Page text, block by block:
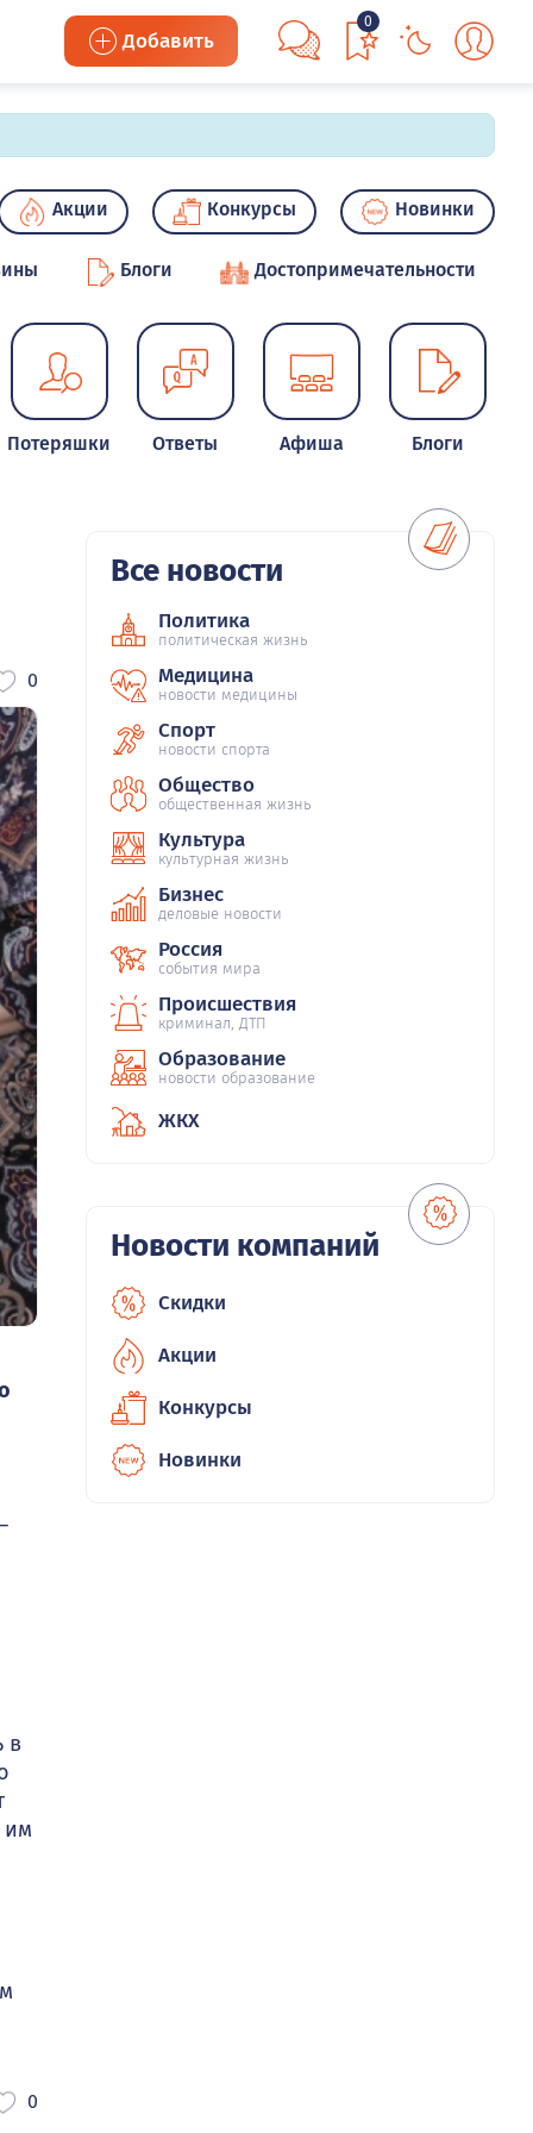
Добавить
0
Акции Конкурсы Новинки
Блоги Достопримечательности
Потеряшки Ответы Афиша Блоги
0
в
им
0
Все новости
Политика
политическая жизнь
Медицина
новости медицины
Спорт
новости спорта
Общество
общественная жизнь
Культура
культурная жизнь
Бизнес
деловые новости
Россия
события мира
Происшествия
криминал, ДТП
Образование
новости образование
ЖКХ
Новости компаний
Скидки
Акции
Конкурсы
Новинки